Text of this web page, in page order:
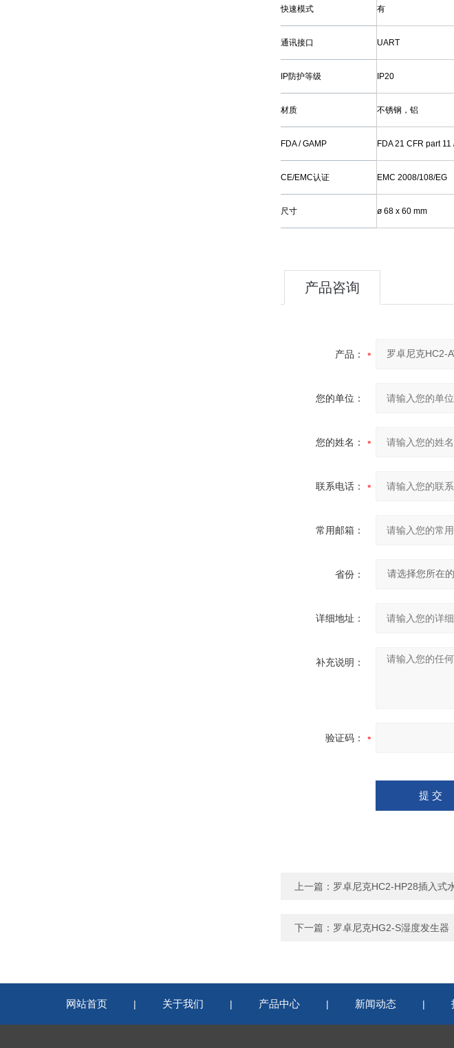
快速模式 有
通讯接口 UART
IP防护等级 IP20
材质 不锈钢，铝
FDA / GAMP FDA 21 CFR part 11
CE/EMC认证 EMC 2008/108/EG
尺寸 ø 68 x 60 mm
产品咨询
产品：
您的单位：
您的姓名：
联系电话：
常用邮箱：
省份：
详细地址：
补充说明：
验证码：
上一篇： 罗卓尼克HC2-HP28插入式
下一篇： 罗卓尼克HG2-S湿度发生器
网站首页 | 关于我们 | 产品中心 | 新闻动态 |